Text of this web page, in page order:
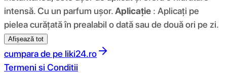
intensă. Cu un parfum ușor.Aplicație : Aplicați pe
pielea curățată în prealabil o dată sau de două ori pe zi.
Afișează tot
cumpara de pe liki24.ro
Termeni si Conditii